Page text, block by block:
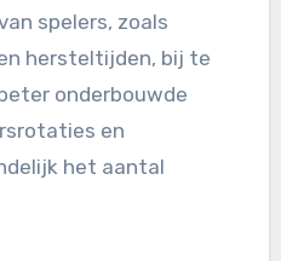
spelers, zoals
hersteltijden, bij te
onderbouwde
en
het aantal